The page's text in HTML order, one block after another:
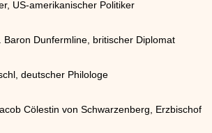
US-amerikanischer Politiker
Baron Dunfermline, britischer Diplomat
deutscher Philologe
Cölestin von Schwarzenberg, Erzbischof